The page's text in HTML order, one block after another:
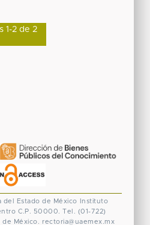
1-2 de 2
del Estado de México
Instituto
C.P. 50000. Tel. (01-722)
México. rectoria@uaemex.mx